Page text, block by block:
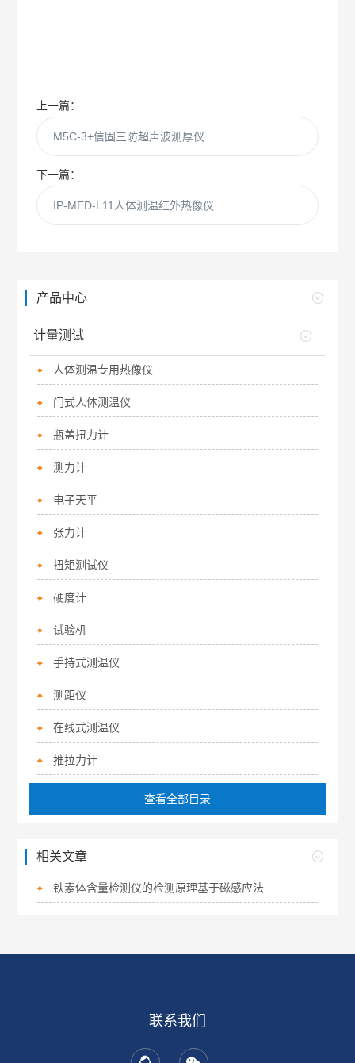
上一篇：
M5C-3+信固三防超声波测厚仪
下一篇：
IP-MED-L11人体测温红外热像仪
产品中心
计量测试
人体测温专用热像仪
门式人体测温仪
瓶盖扭力计
测力计
电子天平
张力计
扭矩测试仪
硬度计
试验机
手持式测温仪
测距仪
在线式测温仪
推拉力计
查看全部目录
相关文章
铁素体含量检测仪的检测原理基于磁感应法
联系我们